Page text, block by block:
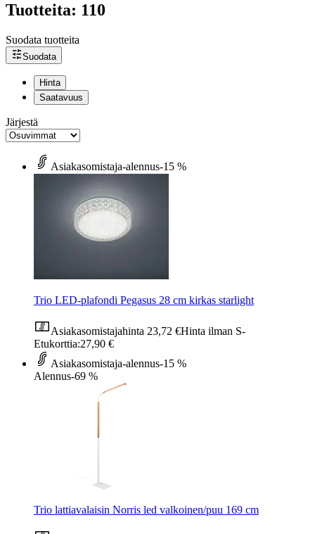
Tuotteita: 110
Suodata tuotteita
Suodata
Hinta
Saatavuus
Järjestä
Asiakasomistaja-alennus-15 %
Trio LED-plafondi Pegasus 28 cm kirkas starlight
Asiakasomistajahinta 23,72 €Hinta ilman S-
Etukorttia:27,90 €
Asiakasomistaja-alennus-15 %
Alennus-69 %
Trio lattiavalaisin Norris led valkoinen/puu 169 cm